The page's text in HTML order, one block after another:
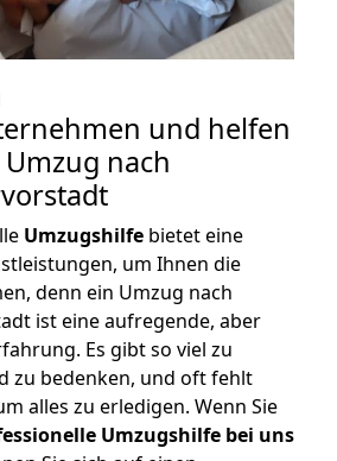
und helfen
nach
Umzugshilfe bietet eine
um Ihnen die
denn ein Umzug nach
ist eine aufregende, aber
Es gibt so viel zu
zu bedenken, und oft fehlt
alles zu erledigen. Wenn Sie
Umzugshilfe bei uns